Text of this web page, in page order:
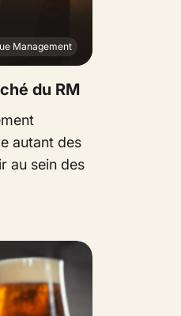
Management
du RM
autant des
au sein des